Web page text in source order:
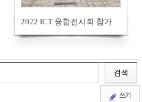
2022 ICT 융합전시회 참가
검색
쓰기